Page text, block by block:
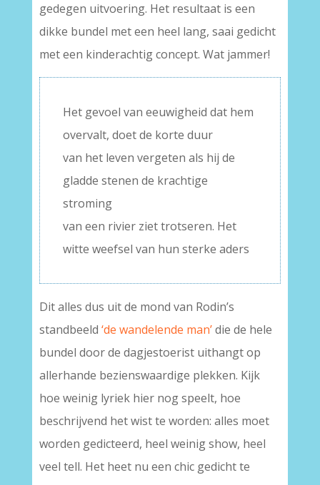
gedegen uitvoering. Het resultaat is een
dikke bundel met een heel lang, saai gedicht
met een kinderachtig concept. Wat jammer!
Het gevoel van eeuwigheid dat hem
overvalt, doet de korte duur
van het leven vergeten als hij de
gladde stenen de krachtige
stroming
van een rivier ziet trotseren. Het
witte weefsel van hun sterke aders
Dit alles dus uit de mond van Rodin’s
standbeeld ‘de wandelende man’die de hele
bundel door de dagjestoerist uithangt op
allerhande bezienswaardige plekken. Kijk
hoe weinig lyriek hier nog speelt, hoe
beschrijvend het wist te worden: alles moet
worden gedicteerd, heel weinig show, heel
veel tell. Het heet nu een chic gedicht te